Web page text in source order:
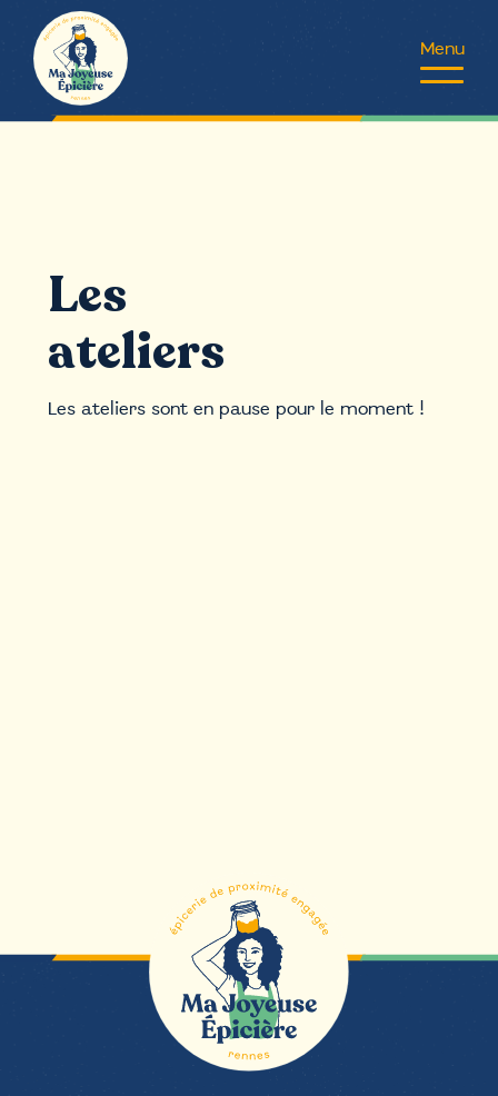
contenu
Les
ateliers
Les ateliers sont en pause pour le moment !